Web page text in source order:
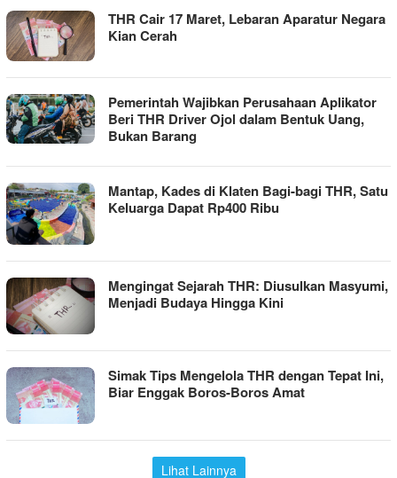
THR Cair 17 Maret, Lebaran Aparatur Negara
Kian Cerah
Pemerintah Wajibkan Perusahaan Aplikator
Beri THR Driver Ojol dalam Bentuk Uang,
Bukan Barang
Mantap, Kades di Klaten Bagi-bagi THR, Satu
Keluarga Dapat Rp400 Ribu
Mengingat Sejarah THR: Diusulkan Masyumi,
Menjadi Budaya Hingga Kini
Simak Tips Mengelola THR dengan Tepat Ini,
Biar Enggak Boros-Boros Amat
Lihat Lainnya